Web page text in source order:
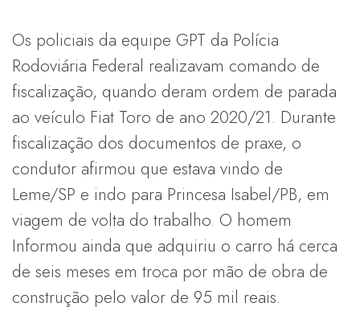
Os policiais da equipe GPT da Polícia
Rodoviária Federal realizavam comando de
fiscalização, quando deram ordem de parada
ao veículo Fiat Toro de ano 2020/21. Durante
fiscalização dos documentos de praxe, o
condutor afirmou que estava vindo de
Leme/SP e indo para Princesa Isabel/PB, em
viagem de volta do trabalho. O homem
Informou ainda que adquiriu o carro há cerca
de seis meses em troca por mão de obra de
construção pelo valor de 95 mil reais.